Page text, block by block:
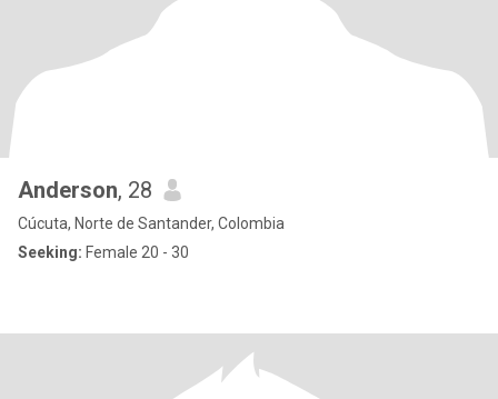
Anderson, 28
Cúcuta, Norte de Santander, Colombia
Seeking: Female 20 - 30